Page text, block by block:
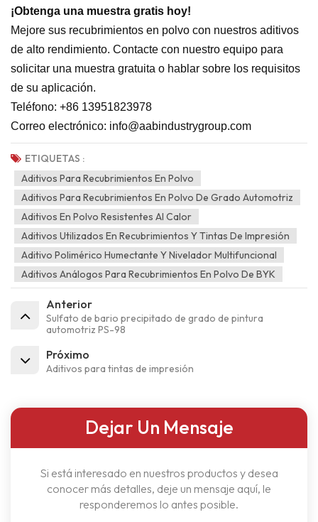
¡Obtenga una muestra gratis hoy!
Mejore sus recubrimientos en polvo con nuestros aditivos
de alto rendimiento. Contacte con nuestro equipo para
solicitar una muestra gratuita o hablar sobre los requisitos
de su aplicación.
Teléfono: +86 13951823978
Correo electrónico: info@aabindustrygroup.com
ETIQUETAS :
Aditivos Para Recubrimientos En Polvo
Aditivos Para Recubrimientos En Polvo De Grado Automotriz
Aditivos En Polvo Resistentes Al Calor
Aditivos Utilizados En Recubrimientos Y Tintas De Impresión
Aditivo Polimérico Humectante Y Nivelador Multifuncional
Aditivos Análogos Para Recubrimientos En Polvo De BYK
Anterior
Sulfato de bario precipitado de grado de pintura
automotriz PS-98
Próximo
Aditivos para tintas de impresión
Dejar Un Mensaje
Si está interesado en nuestros productos y desea
conocer más detalles, deje un mensaje aquí, le
responderemos lo antes posible.